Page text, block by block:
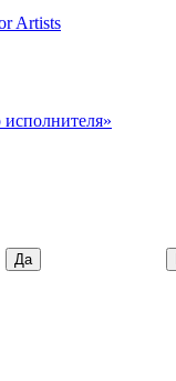
Artists
Да